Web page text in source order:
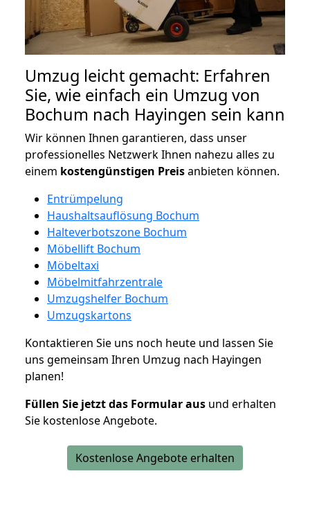
Umzug leicht gemacht: Erfahren
Sie, wie einfach ein Umzug von
Bochum nach Hayingen sein kann
Wir können Ihnen garantieren, dass unser
professionelles Netzwerk Ihnen nahezu alles zu
einem kostengünstigen Preisanbieten können.
Entrümpelung
Haushaltsauflösung Bochum
Halteverbotszone Bochum
Möbellift Bochum
Möbeltaxi
Möbelmitfahrzentrale
Umzugshelfer Bochum
Umzugskartons
Kontaktieren Sie uns noch heute und lassen Sie
uns gemeinsam Ihren Umzug nach Hayingen
planen!
Füllen Sie jetzt das Formular aus und erhalten
Sie kostenlose Angebote.
Kostenlose Angebote erhalten